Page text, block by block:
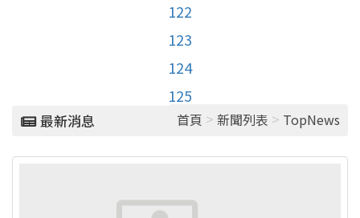
122
123
124
125
最新消息 首頁 > 新聞列表 > TopNews